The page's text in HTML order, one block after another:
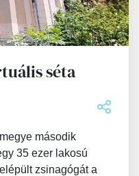
séta
második
35 ezer lakosú
zsinagógát a